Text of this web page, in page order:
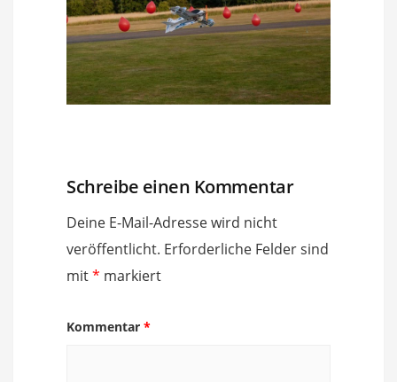
Schreibe einen Kommentar
Deine E-Mail-Adresse wird nicht
veröffentlicht. Erforderliche Felder sind
mit* markiert
Kommentar *